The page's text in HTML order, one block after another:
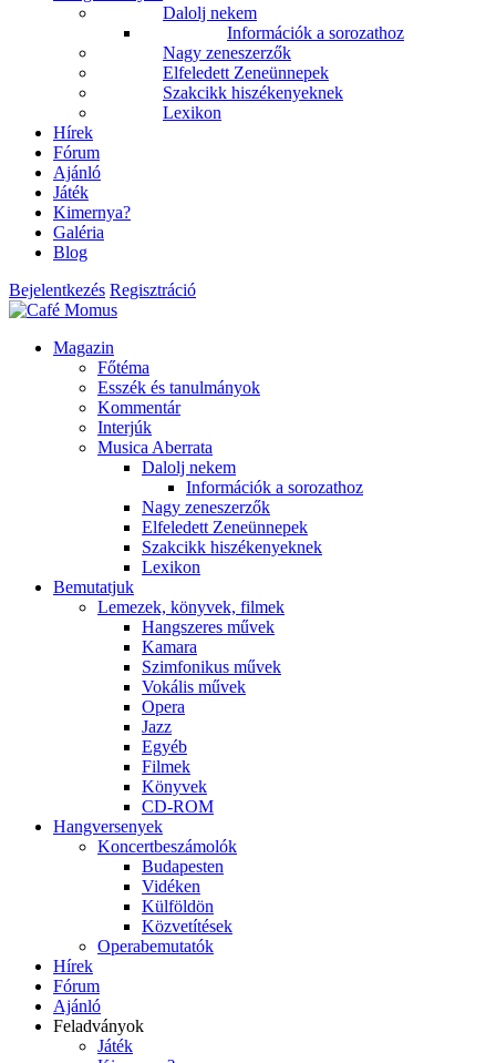
Dalolj nekem
Információk a sorozathoz
Nagy zeneszerzők
Elfeledett Zeneünnepek
Szakcikk hiszékenyeknek
Lexikon
Hírek
Fórum
Ajánló
Játék
Kimernya?
Galéria
Blog
Bejelentkezés Regisztráció
Magazin
Főtéma
Esszék és tanulmányok
Kommentár
Interjúk
Musica Aberrata
Dalolj nekem
Információk a sorozathoz
Nagy zeneszerzők
Elfeledett Zeneünnepek
Szakcikk hiszékenyeknek
Lexikon
Bemutatjuk
Lemezek, könyvek, filmek
Hangszeres művek
Kamara
Szimfonikus művek
Vokális művek
Opera
Jazz
Egyéb
Filmek
Könyvek
CD-ROM
Hangversenyek
Koncertbeszámolók
Budapesten
Vidéken
Külföldön
Közvetítések
Operabemutatók
Hírek
Fórum
Ajánló
Feladványok
Játék